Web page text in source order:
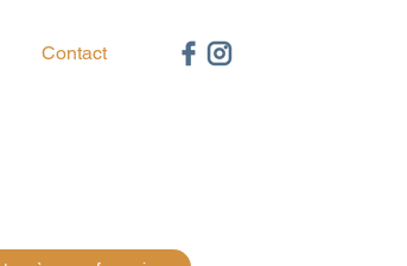
Contact